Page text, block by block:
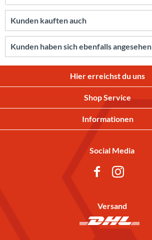
Kunden kauften auch
Kunden haben sich ebenfalls angesehen
Hier erreichst du uns
Shop Service
Informationen
Social Media
Versand